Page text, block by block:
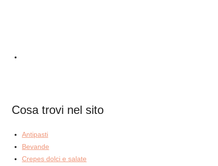
Cosa trovi nel sito
Antipasti
Bevande
Crepes dolci e salate